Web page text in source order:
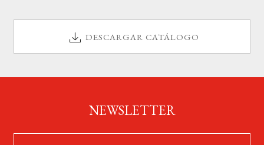
DESCARGAR CATÁLOGO
NEWSLETTER